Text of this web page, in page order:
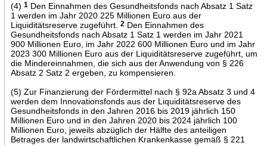
(4) 1Den Einnahmen des Gesundheitsfonds nach Absatz 1 Satz
1 werden im Jahr 2020 225 Millionen Euro aus der
Liquiditätsreserve zugeführt.
2Den Einnahmen des
Gesundheitsfonds nach Absatz 1 Satz 1 werden im Jahr 2021
900 Millionen Euro, im Jahr 2022 600 Millionen Euro und im Jahr
2023 300 Millionen Euro aus der Liquiditätsreserve zugeführt, um
die Mindereinnahmen, die sich aus der Anwendung von § 226
Absatz 2 Satz 2 ergeben, zu kompensieren.
(5) Zur Finanzierung der Fördermittel nach § 92a Absatz 3 und 4
werden dem Innovationsfonds aus der Liquiditätsreserve des
Gesundheitsfonds in den Jahren 2016 bis 2019 jährlich 150
Millionen Euro und in den Jahren 2020 bis 2024 jährlich 100
Millionen Euro, jeweils abzüglich der Hälfte des anteiligen
Betrages der landwirtschaftlichen Krankenkasse gemäß § 221